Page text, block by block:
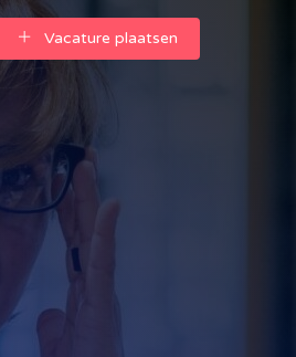
Vacature plaatsen